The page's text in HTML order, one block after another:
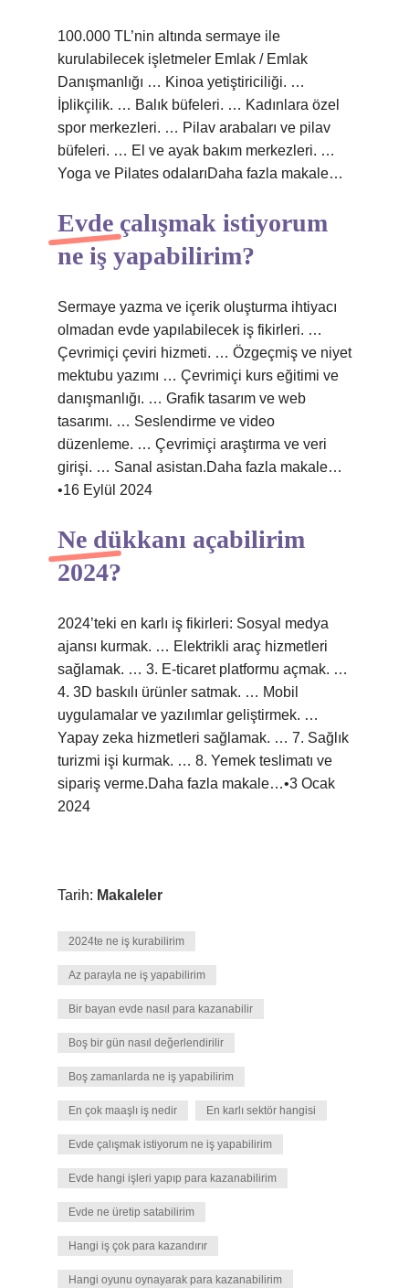
100.000 TL’nin altında sermaye ile
kurulabilecek işletmeler Emlak / Emlak
Danışmanlığı … Kinoa yetiştiriciliği. …
İplikçilik. … Balık büfeleri. … Kadınlara özel
spor merkezleri. … Pilav arabaları ve pilav
büfeleri. … El ve ayak bakım merkezleri. …
Yoga ve Pilates odalarıDaha fazla makale…
Evde çalışmak istiyorum
ne iş yapabilirim?
Sermaye yazma ve içerik oluşturma ihtiyacı
olmadan evde yapılabilecek iş fikirleri. …
Çevrimiçi çeviri hizmeti. … Özgeçmiş ve niyet
mektubu yazımı … Çevrimiçi kurs eğitimi ve
danışmanlığı. … Grafik tasarım ve web
tasarımı. … Seslendirme ve video
düzenleme. … Çevrimiçi araştırma ve veri
girişi. … Sanal asistan.Daha fazla makale…
•16 Eylül 2024
Ne dükkanı açabilirim
2024?
2024’teki en karlı iş fikirleri: Sosyal medya
ajansı kurmak. … Elektrikli araç hizmetleri
sağlamak. … 3. E-ticaret platformu açmak. …
4. 3D baskılı ürünler satmak. … Mobil
uygulamalar ve yazılımlar geliştirmek. …
Yapay zeka hizmetleri sağlamak. … 7. Sağlık
turizmi işi kurmak. … 8. Yemek teslimatı ve
sipariş verme.Daha fazla makale…•3 Ocak
2024
Tarih: Makaleler
2024te ne iş kurabilirim
Az parayla ne iş yapabilirim
Bir bayan evde nasıl para kazanabilir
Boş bir gün nasıl değerlendirilir
Boş zamanlarda ne iş yapabilirim
En çok maaşlı iş nedir En karlı sektör hangisi
Evde çalışmak istiyorum ne iş yapabilirim
Evde hangi işleri yapıp para kazanabilirim
Evde ne üretip satabilirim
Hangi iş çok para kazandırır
Hangi oyunu oynayarak para kazanabilirim